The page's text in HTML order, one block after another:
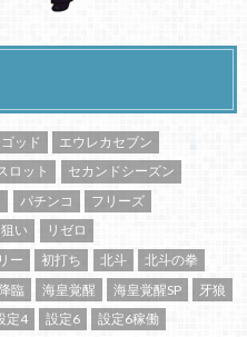
ッド
エウレカセブン
ロット
セカンドシーズン
パチンコ
フリーズ
い
リゼロ
ー 初打ち 北斗
北斗の拳
臨 海皇覚醒 海皇覚醒SP
牙狼
定4 設定6 設定6稼働